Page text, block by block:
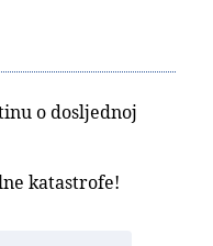
o dosljednoj
katastrofe!